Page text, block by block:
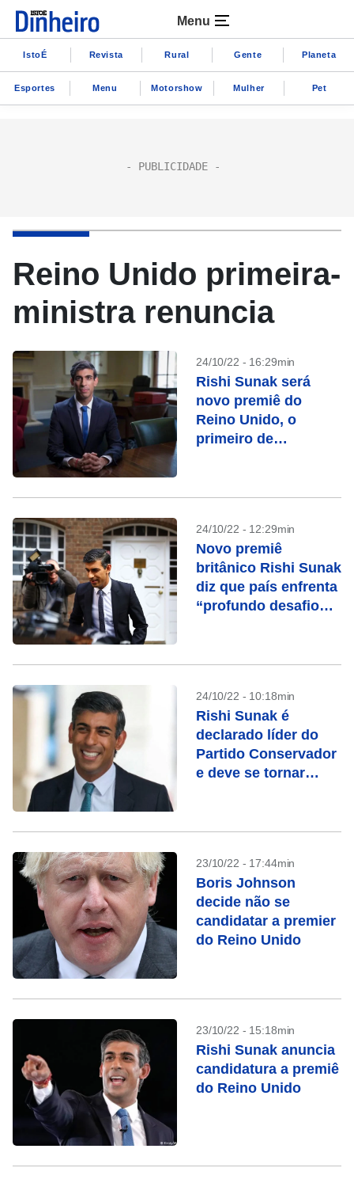
Menu
IstoÉ Revista Rural Gente Planeta
Esportes Menu Motorshow Mulher Pet
Reino Unido primeira-
ministra renuncia
24/10/22 - 16:29min
Rishi Sunak será
novo premiê do
Reino Unido, o
primeiro de
24/10/22 - 12:29min
Novo premiê
britânico Rishi Sunak
diz que país enfrenta
“profundo desafio
24/10/22 - 10:18min
Rishi Sunak é
declarado líder do
Partido Conservador
e deve se tornar
23/10/22 - 17:44min
Boris Johnson
decide não se
candidatar a premier
do Reino Unido
23/10/22 - 15:18min
Rishi Sunak anuncia
candidatura a premiê
do Reino Unido